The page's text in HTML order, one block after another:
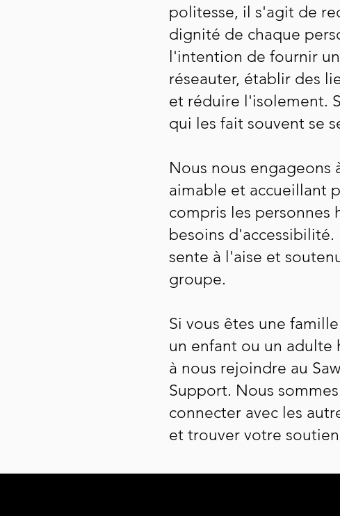
politesse, il s'agit de
dignité de chaque
l'intention de fournir
réseauter, établir des
et réduire l'isolement.
qui les fait souvent se
Nous nous engageons
aimable et accueillant
compris les personnes
besoins
sente à l'aise et
groupe.
Si vous êtes une
un enfant ou un adulte
à nous rejoindre au
Support. Nous
connecter avec les
et trouver votre